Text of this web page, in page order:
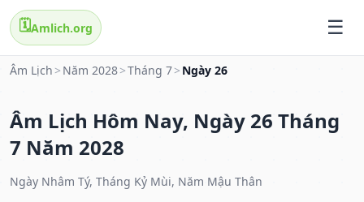
🗓️Amlich.org
Âm Lịch > Năm 2028>Tháng 7> Ngày 26
Âm Lịch Hôm Nay, Ngày 26 Tháng
7 Năm 2028
Ngày Nhâm Tý, Tháng Kỷ Mùi, Năm Mậu Thân